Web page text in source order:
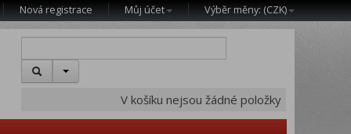
Nová registrace Můj účet Výběr měny: (CZK)
V košíku nejsou žádné položky